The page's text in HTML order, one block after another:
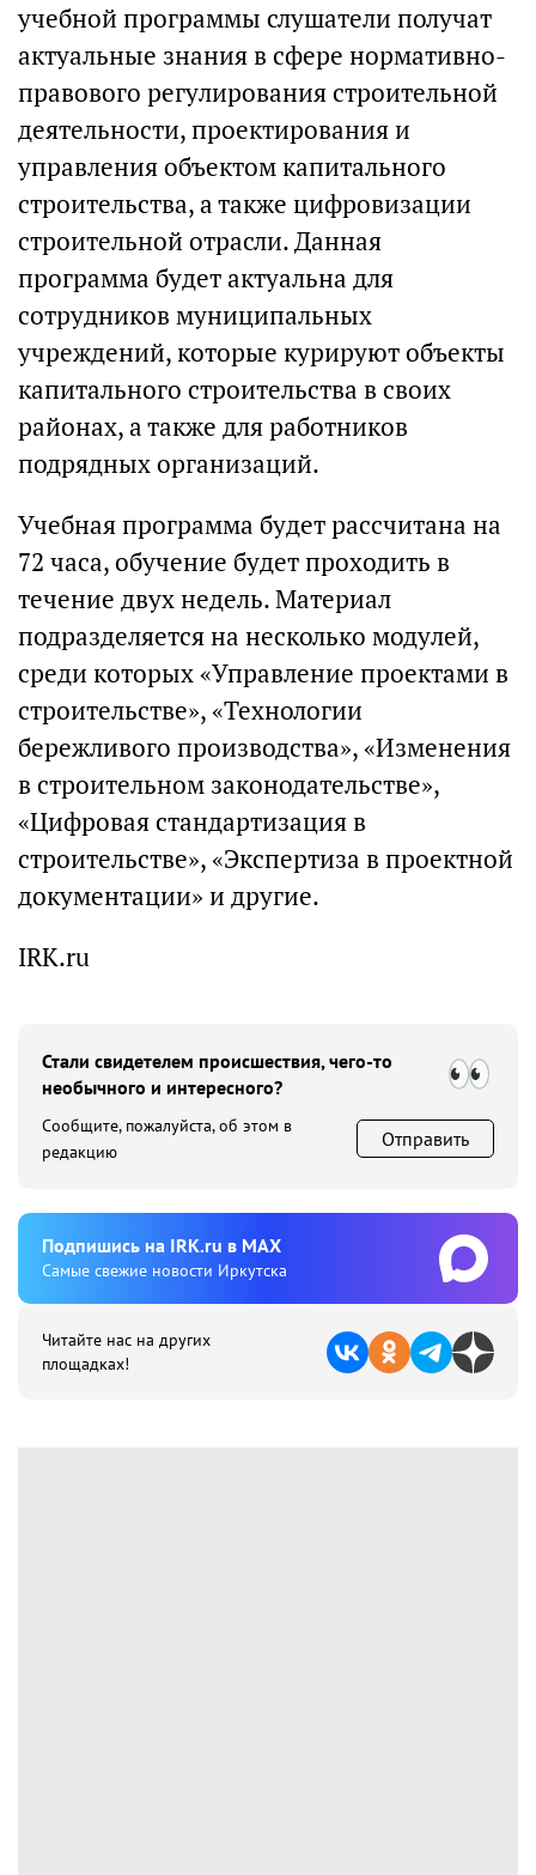
учебной программы слушатели получат
актуальные знания в сфере нормативно-
правового регулирования строительной
деятельности, проектирования и
управления объектом капитального
строительства, а также цифровизации
строительной отрасли. Данная
программа будет актуальна для
сотрудников муниципальных
учреждений, которые курируют объекты
капитального строительства в своих
районах, а также для работников
подрядных организаций.
Учебная программа будет рассчитана на
72 часа, обучение будет проходить в
течение двух недель. Материал
подразделяется на несколько модулей,
среди которых «Управление проектами в
строительстве», «Технологии
бережливого производства», «Изменения
в строительном законодательстве»,
«Цифровая стандартизация в
строительстве», «Экспертиза в проектной
документации» и другие.
IRK.ru
Стали свидетелем происшествия, чего-то
необычного и интересного?
Сообщите, пожалуйста, об этом в
редакцию
Отправить
Подпишиcь на IRK.ru в MAX
Cамые свежие новости Иркутска
Читайте нас на других
площадках!